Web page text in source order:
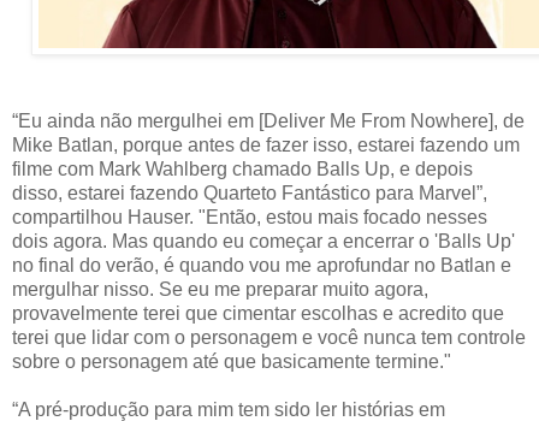
“Eu ainda não mergulhei em [Deliver Me From Nowhere], de
Mike Batlan, porque antes de fazer isso, estarei fazendo um
filme com Mark Wahlberg chamado Balls Up, e depois
disso, estarei fazendo Quarteto Fantástico para Marvel”,
compartilhou Hauser. "Então, estou mais focado nesses
dois agora. Mas quando eu começar a encerrar o 'Balls Up'
no final do verão, é quando vou me aprofundar no Batlan e
mergulhar nisso. Se eu me preparar muito agora,
provavelmente terei que cimentar escolhas e acredito que
terei que lidar com o personagem e você nunca tem controle
sobre o personagem até que basicamente termine."
“A pré-produção para mim tem sido ler histórias em